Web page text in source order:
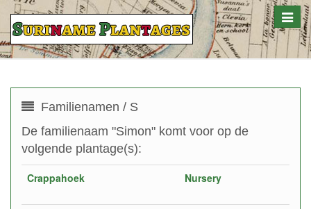
Toggle
Familienamen / S
De familienaam "Simon" komt voor op de
volgende plantage(s):
Crappahoek Nursery